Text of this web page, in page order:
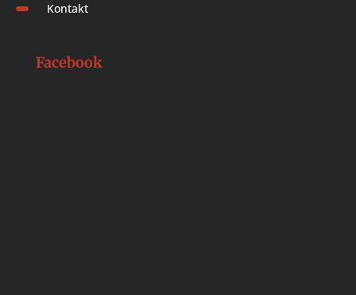
Kontakt
Facebook